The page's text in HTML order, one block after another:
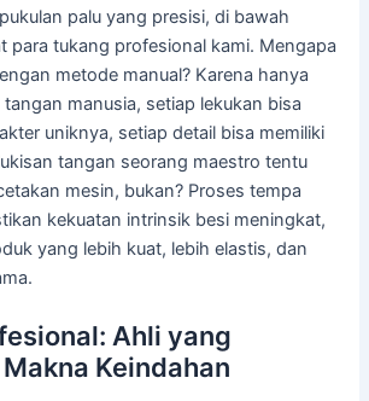
palu yang presisi, di bawah
para tukang profesional kami. Mengapa
metode manual? Karena hanya
manusia, setiap lekukan bisa
uniknya, setiap detail bisa memiliki
tangan seorang maestro tentu
mesin, bukan? Proses tempa
kekuatan intrinsik besi meningkat,
yang lebih kuat, lebih elastis, dan
Ahli yang
Keindahan